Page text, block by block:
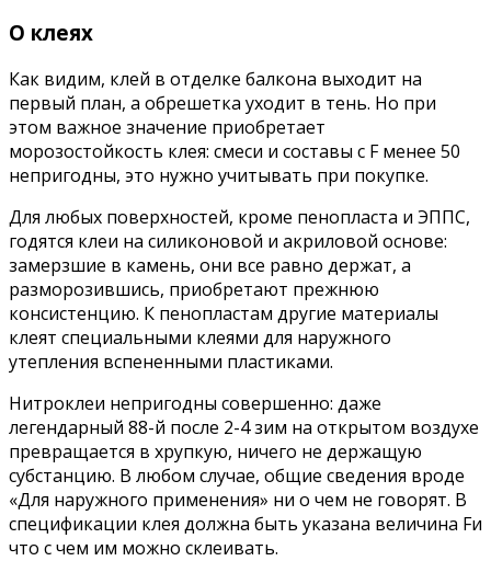
О клеях
Как видим, клей в отделке балкона выходит на
первый план, а обрешетка уходит в тень. Но при
этом важное значение приобретает
морозостойкость клея: смеси и составы с F менее 50
непригодны, это нужно учитывать при покупке.
Для любых поверхностей, кроме пенопласта и ЭППС,
годятся клеи на силиконовой и акриловой основе:
замерзшие в камень, они все равно держат, а
разморозившись, приобретают прежнюю
консистенцию. К пенопластам другие материалы
клеят специальными клеями для наружного
утепления вспененными пластиками.
Нитроклеи непригодны совершенно: даже
легендарный 88-й после 2-4 зим на открытом воздухе
превращается в хрупкую, ничего не держащую
субстанцию. В любом случае, общие сведения вроде
«Для наружного применения» ни о чем не говорят. В
спецификации клея должна быть указана величина Fи
что с чем им можно склеивать.